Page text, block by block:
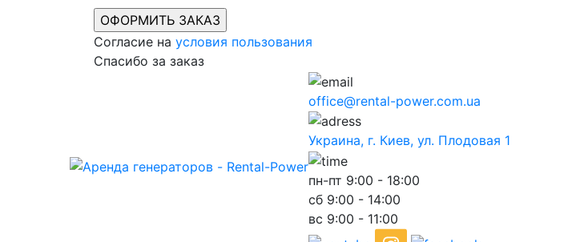
Согласие на условия пользования
Спасибо за заказ
office@rental-power.com.ua
Украина, г. Киев, ул. Плодовая 1
пн-пт 9:00 - 18:00
сб 9:00 - 14:00
вс 9:00 - 11:00